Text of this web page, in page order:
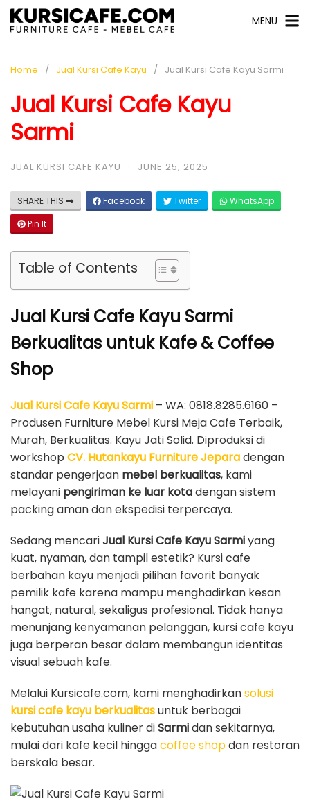
MENU
Home Jual Kursi Cafe Kayu Jual Kursi Cafe Kayu Sarmi
Jual Kursi Cafe Kayu
Sarmi
JUAL KURSI CAFE KAYU · JUNE 25, 2025
SHARE THIS Facebook Twitter
WhatsApp
Pin It
Table of Contents
Jual Kursi Cafe Kayu Sarmi
Berkualitas untuk Kafe & Coffee
Shop
Jual Kursi Cafe Kayu Sarmi – WA: 0818.8285.6160 –
Produsen Furniture Mebel Kursi Meja Cafe Terbaik,
Murah, Berkualitas. Kayu Jati Solid. Diproduksi di
workshop CV. Hutankayu Furniture Jeparadengan
standar pengerjaan mebel berkualitas, kami
melayani pengiriman ke luar kotadengan sistem
packing aman dan ekspedisi terpercaya.
Sedang mencariJual Kursi Cafe Kayu Sarmiyang
kuat, nyaman, dan tampil estetik? Kursi cafe
berbahan kayu menjadi pilihan favorit banyak
pemilik kafe karena mampu menghadirkan kesan
hangat, natural, sekaligus profesional. Tidak hanya
menunjang kenyamanan pelanggan, kursi cafe kayu
juga berperan besar dalam membangun identitas
visual sebuah kafe.
Melalui Kursicafe.com, kami menghadirkansolusi
kursi cafe kayu berkualitasuntuk berbagai
kebutuhan usaha kuliner diSarmidan sekitarnya,
mulai dari kafe kecil hinggacoffee shopdan restoran
berskala besar.